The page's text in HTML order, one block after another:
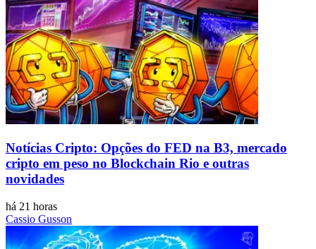
Notícias Cripto: Opções do FED na B3, mercado
cripto em peso no Blockchain Rio e outras
novidades
há 21 horas
Cassio Gusson